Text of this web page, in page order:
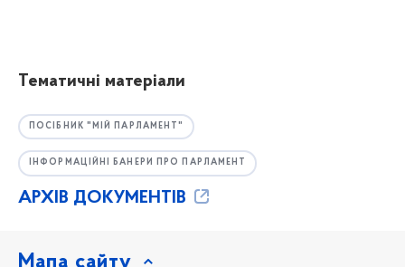
Тематичні матеріали
ПОСІБНИК "МІЙ ПАРЛАМЕНТ"
ІНФОРМАЦІЙНІ БАНЕРИ ПРО ПАРЛАМЕНТ
АРХІВ ДОКУМЕНТІВ
Мапа сайту